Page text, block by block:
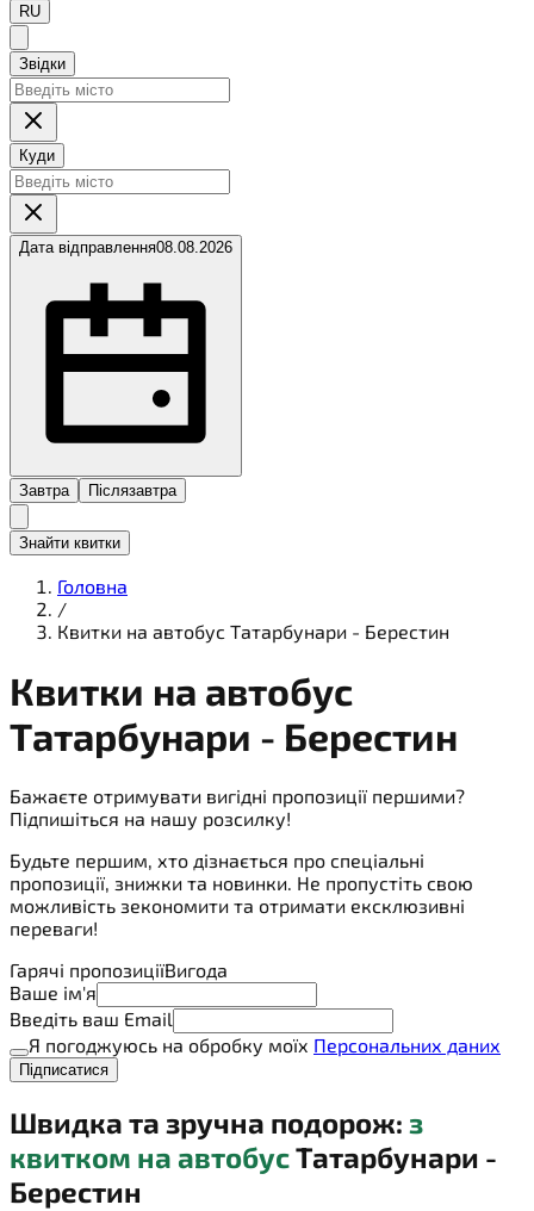
RU
Звідки
Куди
Дата відправлення08.08.2026
Завтра Післязавтра
Знайти квитки
Головна
/
Квитки на автобус Татарбунари - Берестин
Квитки на автобус
Татарбунари - Берестин
Бажаєте отримувати вигідні пропозиції першими?
Підпишіться на нашу розсилку!
Будьте першим, хто дізнається про спеціальні
пропозиції, знижки та новинки. Не пропустіть свою
можливість зекономити та отримати ексклюзивні
переваги!
Гарячі пропозиціїВигода
Ваше ім'я
Введіть ваш Email
Я погоджуюсь на обробку моїх Персональних даних
Підписатися
Швидка та зручна подорож: з
квитком на автобусТатарбунари -
Берестин